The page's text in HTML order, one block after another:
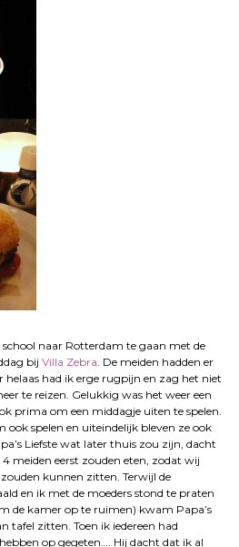
naar Rotterdam te gaan met de
bij Villa Zebra . De meiden hadden er
had ik erge rugpijn en zag het niet
te reizen. Gelukkig was het weer een
prima om een middagje uiten te spelen.
ook spelen en uiteindelijk bleven ze ook
Liefste wat later thuis zou zijn, dacht
meiden eerst zouden eten, zodat wij
kunnen zitten. Terwijl de
en ik met de moeders stond te praten
de kamer op te ruimen) kwam Papa’s
tafel zitten. Toen ik iedereen had
op gegeten…. Hij dacht dat ik al